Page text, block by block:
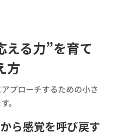
える力”を育て
方
プローチするための小さ
。
ら感覚を呼び戻す